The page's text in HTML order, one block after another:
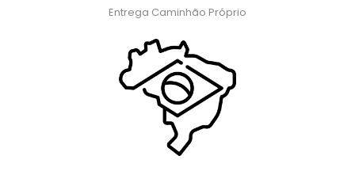
Entrega Caminhão Próprio